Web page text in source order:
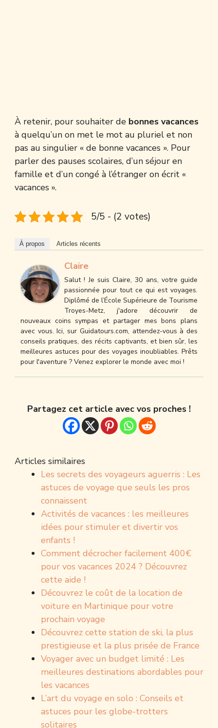
À retenir, pour souhaiter de bonnes vacances
à quelqu’un on met le mot au pluriel et non
pas au singulier « de bonne vacances ». Pour
parler des pauses scolaires, d’un séjour en
famille et d’un congé à l’étranger on écrit «
vacances ».
5/5 - (2 votes)
À propos Articles récents
Claire
Salut ! Je suis Claire, 30 ans, votre guide
passionnée pour tout ce qui est voyages.
Diplômé de l’École Supérieure de Tourisme
Troyes-Metz, j'adore découvrir de
nouveaux coins sympas et partager mes bons plans
avec vous. Ici, sur Guidatours.com, attendez-vous à des
conseils pratiques, des récits captivants, et bien sûr, les
meilleures astuces pour des voyages inoubliables. Prêts
pour l'aventure ? Venez explorer le monde avec moi !
Partagez cet article avec vos proches !
Articles similaires
Les secrets des voyageurs aguerris : Les
astuces de voyage que seuls les pros
connaissent
Activités de vacances : les meilleures
idées pour stimuler et divertir vos
enfants !
Comment décrocher facilement 400€
pour vos vacances 2024 ? Découvrez
cette aide !
Découvrez le coût de la location de
voiture en Martinique pour votre
prochain voyage
Découvrez cette station de ski, la plus
prestigieuse et la plus prisée de France
Voyager avec un budget limité : Les
meilleures destinations abordables pour
les vacances
L’art du voyage en solo : Conseils et
astuces pour les globe-trotters
solitaires